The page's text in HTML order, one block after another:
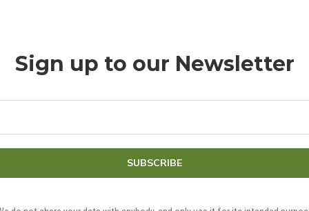
Sign up to our Newsletter